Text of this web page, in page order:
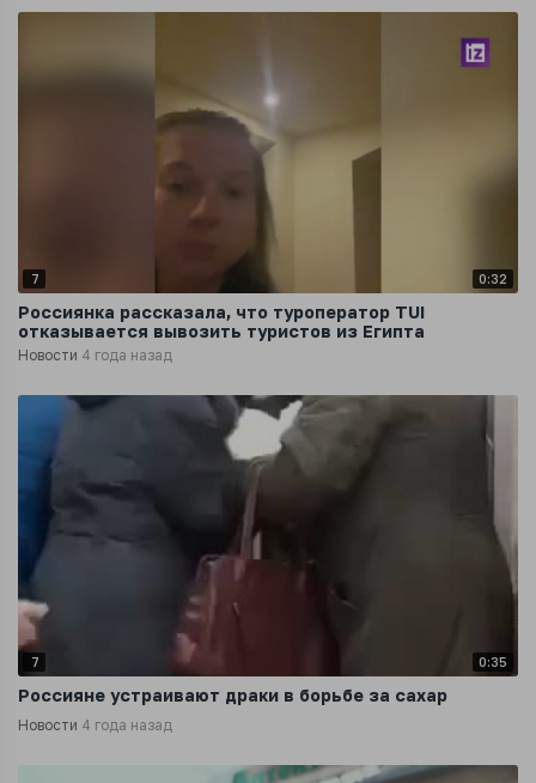
7 0:32
Россиянка рассказала, что туроператор TUI
отказывается вывозить туристов из Египта
Новости 4 года назад
7 0:35
Россияне устраивают драки в борьбе за сахар
Новости 4 года назад